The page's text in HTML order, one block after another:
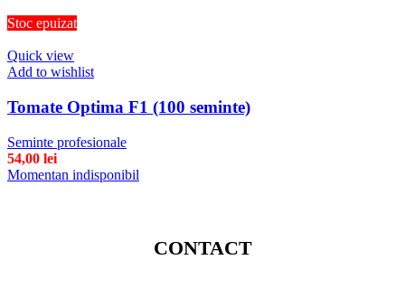
Stoc epuizat
Quick view
Add to wishlist
Tomate Optima F1 (100 seminte)
Seminte profesionale
54,00 lei
Momentan indisponibil
CONTACT